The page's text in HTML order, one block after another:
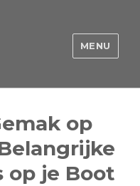
MENU
op
op je Boot